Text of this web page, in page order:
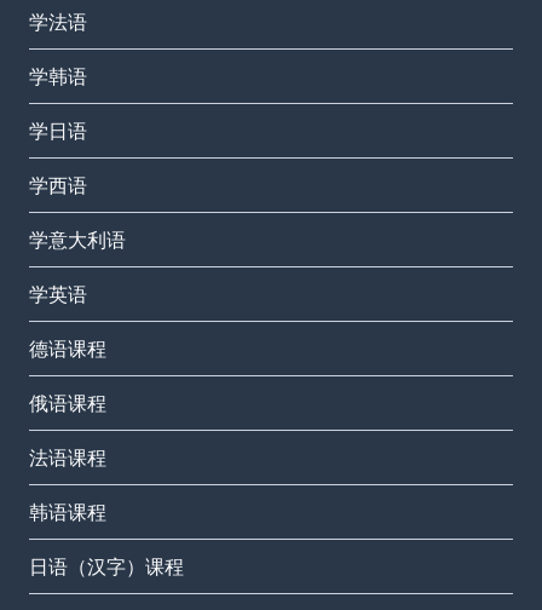
学法语
学韩语
学日语
学西语
学意大利语
学英语
德语课程
俄语课程
法语课程
韩语课程
日语（汉字）课程